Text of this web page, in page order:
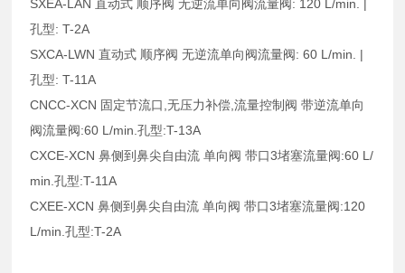
SXEA-LAN 直动式 顺序阀 无逆流单向阀流量阀: 120 L/min. |
孔型: T-2A
SXCA-LWN 直动式 顺序阀 无逆流单向阀流量阀: 60 L/min. |
孔型: T-11A
CNCC-XCN 固定节流口,无压力补偿,流量控制阀 带逆流单向
阀流量阀:60 L/min.孔型:T-13A
CXCE-XCN 鼻侧到鼻尖自由流 单向阀 带口3堵塞流量阀:60 L/
min.孔型:T-11A
CXEE-XCN 鼻侧到鼻尖自由流 单向阀 带口3堵塞流量阀:120
L/min.孔型:T-2A